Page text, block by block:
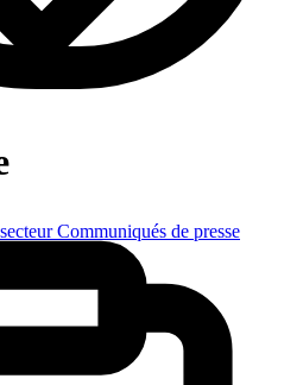
Communiqués de presse